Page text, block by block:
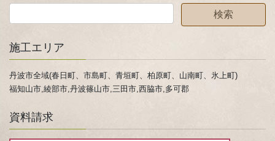
施工エリア
丹波市全域(春日町、市島町、青垣町、柏原町、山南町、氷上町)
福知山市,綾部市,丹波篠山市,三田市,西脇市,多可郡
資料請求